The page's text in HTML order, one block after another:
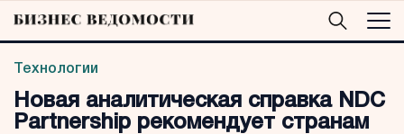
Технологии
Новая аналитическая справка NDC
Partnership рекомендует странам